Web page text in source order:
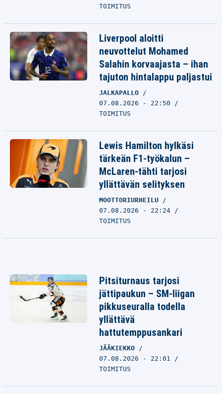
TOIMITUS
Liverpool aloitti
neuvottelut Mohamed
Salahin korvaajasta – ihan
tajuton hintalappu paljastui
JALKAPALLO
07.08.2026 - 22:50
TOIMITUS
Lewis Hamilton hylkäsi
tärkeän F1-työkalun –
McLaren-tähti tarjosi
yllättävän selityksen
MOOTTORIURHEILU
07.08.2026 - 22:24
TOIMITUS
Pitsiturnaus tarjosi
jättipaukun – SM-liigan
pikkuseuralla todella
yllättävä
hattutemppusankari
JÄÄKIEKKO
07.08.2026 - 22:01
TOIMITUS